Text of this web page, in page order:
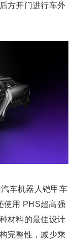
方开门进行车外
车机器人铠甲车
使用 PHS超高强
材料的最佳设计
完整性，减少乘